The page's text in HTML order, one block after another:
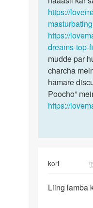
Rahul
https://
masturbating
https://
dreams-top-
mudde par
charcha
hamare
Poocho”
https://
kori
Liing
Liing lamba